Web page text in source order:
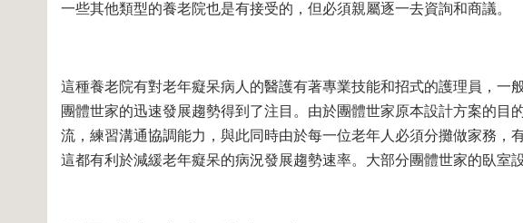
一些其他類型的養老院也是有接受的，但必須親屬逐一去資詢和商議。
這種養老院有對老年癡呆病人的醫護有著專業技能和招式的護理員，一
團體世家的迅速發展趨勢得到了注目。由於團體世家原本設計方案的
流，練習溝通協調能力，與此同時由於每一位老年人必須分攤做家務，
這都有利於減緩老年癡呆的病況發展趨勢速率。大部分團體世家的臥室